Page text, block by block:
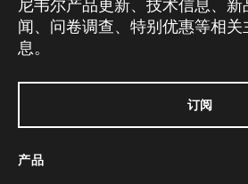
尼韦尔产品更新、技术信息、
闻、问卷调查、特别优惠等相
息。
订阅
产品